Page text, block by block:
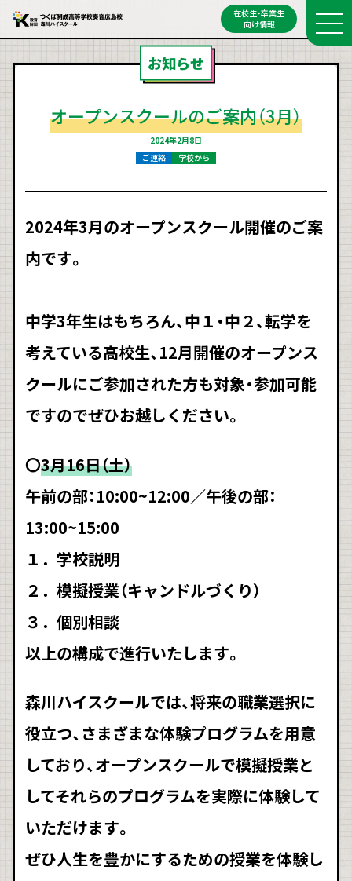
在校生・卒業生
向け情報
お知らせ
オープンスクールのご案内（3月）
2024年2月8日
ご連絡
学校から
2024年3月のオープンスクール開催のご案
内です。
中学3年生はもちろん、中１・中２、転学を
考えている高校生、12月開催のオープンス
クールにご参加された方も対象・参加可能
ですのでぜひお越しください。
〇3月16日（土）
午前の部：10:00~12:00／午後の部：
13:00~15:00
１．学校説明
２．模擬授業（キャンドルづくり）
３．個別相談
以上の構成で進行いたします。
森川ハイスクールでは、将来の職業選択に
役立つ、さまざまな体験プログラムを用意
しており、オープンスクールで模擬授業と
してそれらのプログラムを実際に体験して
いただけます。
ぜひ人生を豊かにするための授業を体験し